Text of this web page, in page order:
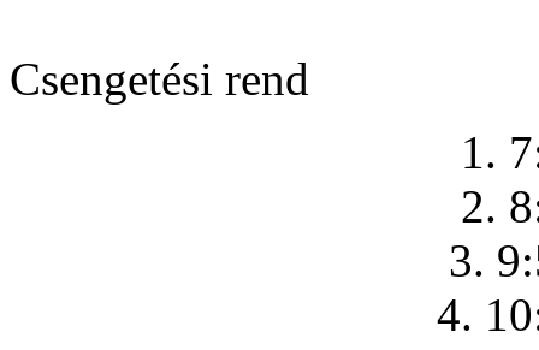
Csengetési rend
1.
2.
3.
4.